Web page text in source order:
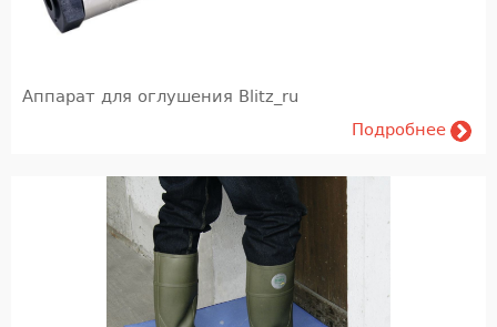
Кормление и кормопроизводство
Переработка молока
Мясопереработка (FIBOSA)
Учебная литература
Аппарат для оглушения Blitz_ru
Подробнее